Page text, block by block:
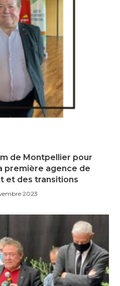
de Montpellier pour
première agence de
et des transitions
2023